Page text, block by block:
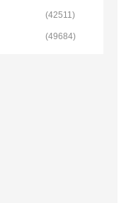
(42511)
(49684)